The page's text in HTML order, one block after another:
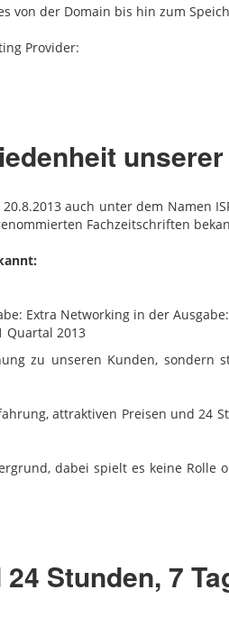
von der Domain bis hin zum
Provider:
auch unter dem Namen
Fachzeitschriften
Extra Networking in der
Quartal 2013
zu unseren Kunden, sondern
attraktiven Preisen und 24
dabei spielt es keine Rolle
Stunden, 7